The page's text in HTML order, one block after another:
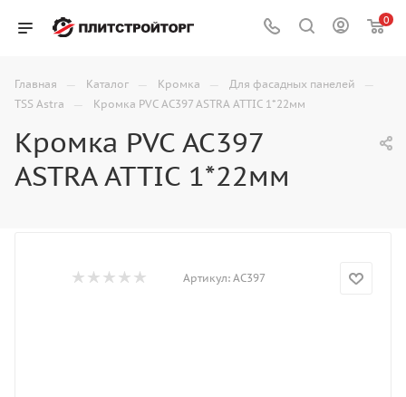
0
Главная — Каталог — Кромка — Для фасадных панелей —
TSS Astra — Кромка PVC AC397 ASTRA ATTIC 1*22мм
Кромка PVC AC397
ASTRA ATTIC 1*22мм
Артикул: AC397